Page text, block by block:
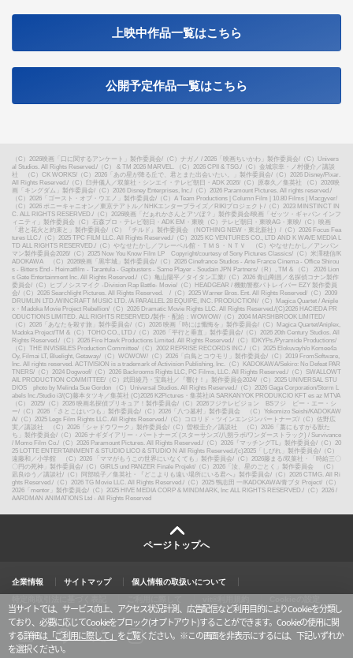
上映中作品一覧はこちら
公開予定作品一覧はこちら
（C）2026映画「口に関するアンケート」製作委員会/ （C）ナガノ / 2026「映画ちいかわ」製作委員会/ （C）Univers
al Studios. All Rights Reserved./ （C） & TM 2026 MARVEL. （C）2026 CPII & TSG./ （C）金城宗幸・ノ村優介／講談
社 （C）CK WORKS/ （C）2026「あの星が降る丘で、君とまた出会いたい。」製作委員会/ （C）2026 Disney/Pixar.
All Rights Reserved./ （C）臼井儀人／双葉社・シンエイ・テレビ朝日・ADK 2026/ （C）原泰久／集英社 （C）2026映
画「キングダム」製作委員会/ （C）2026 Disney Enterprises, Inc./ （C）2026 Paramount Pictures. All rights reserved./
（C）2026「ゴースト・オブ・ウエノ」製作委員会/ （C）A Team Productions | Column Film | 10.80 Films | Macgyver/
（C）2026 ポニーキャニオン／東京テアトル／NHKエンタープライズ／RIKIプロジェクト / （C）2023 MINSTINCT IN
C. ALL RIGHTS RESERVED./ （C）2026映画「だぁれかさんとアソぼ？」製作委員会/映画「ゼッツ・ギャバン インフ
ィニティ」製作委員会（C）石森プロ・テレビ朝日・ADK EM・東映（C）テレビ朝日・東映AG・東映/ （C）映画
「君と花火と約束と」製作委員会/ （C）『チルド』製作委員会 （NOTHING NEW・東北新社） / （C）2026 Focus Fea
tures LLC./ （C）2025 TPC FILM LLC. All Rights Reserved./ （C）2025 KC VENTURES CO., LTD AND K WAVE MEDIA L
TD ALL RIGHTS RESERVED./ （C）やなせたかし／フレーベル館・ＴＭＳ・ＮＴＶ （C）やなせたかし／アンパン
マン製作委員会2026/ （C）2025 Now You Know Film LP Copyright/courtesy of Sony Pictures Classics/ （C）米澤穂信/K
ADOKAWA （C）2026映画「黒牢城」製作委員会/ （C）2026 Cinefrance Studios - Arte France Cinema - Office Shirou
s - Bitters End - Heimatfilm - Tarantula - Gapbusters - Same Player - Soudain JPN Partners/ （R）, TM & （C） 2026 Lion
s Gate Entertainment Inc. All Rights Reserved./ （C）亀山陽平／タイタン工業 / （C）2026 青山剛昌／名探偵コナン製作
委員会/ （C）ヒプノシスマイク -Division Rap Battle- Movie/ （C）HEADGEAR / 機動警察パトレイバー EZY 製作委員
会/ （C）2026 Searchlight Pictures. All Rights Reserved. / （C）2025 Warner Bros. Ent. All Rights Reserved/ （C）2009
DRUMLIN LTD./WINCRAFT MUSIC LTD. /A PARALLEL 28 EQUIPE, INC. PRODUCTION/ （C）Magica Quartet / Aniple
x・Madoka Movie Project Rebellion/ （C）2026 Dramatic Movie Rights LLC. All Rights Reserved./(C)2026 HACIEDA PR
ODUCTIONS LIMITED. ALL RIGHTS RESERVED./製作・配給：WOWOW/ （C）2004 MARSHBROOK LIMITED/
（C）2026「あなたを殺す旅」製作委員会/ （C）2026 映画「時には懺悔を」製作委員会/ （C）Magica Quartet/Aniplex,
Madoka Project/TM &（C）TOHO CO., LTD./ （C）2026「平行と垂直」製作委員会/ （C）2026 20th Century Studios. All
Rights Reserved./ （C）2026 Fire Hawk Productions Limited. All Rights Reserved./ （C）IDKYPs./Pyramide Productions/
（C）THE INVISIBLES Production Committee/ （C）2002 REPRISE RECORDS INC./ （C）2025 Elokuvayh/o Komee4a
Oy, Filmai LT, Bluelight, Getaway/ （C）WOWOW/ （C）2026「白鳥とコウモリ」製作委員会/ （C）2019 FromSoftware,
Inc. All rights reserved. ACTIVISION is a trademark of Activision Publishing, Inc.（C）KADOKAWA/Sekiro: No Defeat PAR
TNERS/ （C）2024 Dogwoof/ （C）2026 Backrooms Rights LLC, PC Films, LLC. All Rights Reserved./ （C）SWALLOWT
AIL PRODUCTION COMMITTEE/ （C）武田綾乃・宝島社／『響け！』製作委員会2024/ （C）2025 UNIVERSAL STU
DIOS photo by Melinda Sue Gordon （C）Universal Studios. All Rights Reserved./ （C）2026 Gaga Corporation/Storm L
abels Inc./Studio i3/(C)藤本タツキ／集英社 (C)2026 K2Pictures・集英社/A SARKANYOK PRODUKCIO KFT es az MTVA
（C） 2025/ （C）2026 映画名探偵プリキュア！製作委員会/ （C）2026フジテレビジョン BSフジ ビー・エー・シ
ー/ （C）2026 「さとこはいつも」製作委員会/ （C）2026「八つ墓村」製作委員会 （C）Yokomizo Seishi/KADOKAW
A/ （C）2025 Legs Film Rights LLC. All Rights Reserved./ （C）コロリド・ツインエンジンパートナーズ/ （C）佐野広
実／講談社 （C）2026「シャドウワーク」製作委員会/ （C）曽根圭介／講談社 （C）2026「藁にもすがる獣た
ち」製作委員会/ （C）2026 ナギダイアリー・パートナーズ (スターサンズ/八朔ラボ/ワンダーストラック) / Survivance
/ Momo Film Co./ （C）2026 Paramount Pictures. All Rights Reserved./ （C）2026『マッチングTL』製作委員会/ （C）20
25 LOTTE ENTERTAINMENT & STUDIO LICO & STUDIO N All Rights Reserved./(c)2025「しびれ」製作委員会/ （C）
遠藤和／小学館 （C）2026 「ママがもうこの世界にいなくても」製作委員会/ （C）2026藤まる/双葉社・「時給三〇
〇円の死神」製作委員会/ （C）GIRLS und PANZER Finale Projekt/ （C）2026「汝、星のごとく」製作委員会 （C）
凪良ゆう／講談社/ （C）阿部暁子／集英社・『どこよりも遠い場所にいる君へ』製作委員会/ （C）2026 CTMG. All Ri
ghts Reserved./ （C）2026 TG Movie LLC. All Rights Reserved./ （C）2025 鴨志田 一/KADOKAWA/青ブタ Project/ （C）
2026「mentor」製作委員会/ （C）2025 HIVE MEDIA CORP & MINDMARK, Inc ALL RIGHTS RESERVED./ （C）2026 /
AARDMAN ANIMATIONS Ltd - All Rights Reserved
ページトップへ
企業情報 サイトマップ
個人情報の取扱いについて
y
l
当サイトでは、サービス向上、アクセス状況計測、広告配信など利用目的によりCookieを分類し
ており、必要に応じてCookieをブロック(オプトアウト)することができます。Cookieの使用に関
する詳細は「ご利用に際して」 をご覧ください。 ※この画面を非表示にするには、下記いずれか
を選択ください。